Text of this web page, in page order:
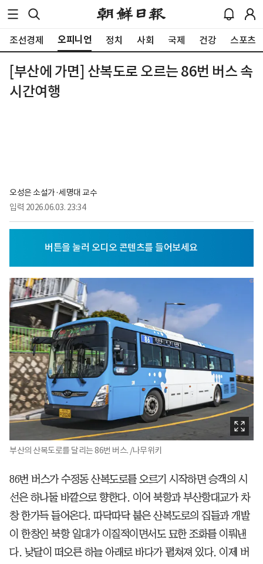
조선경제 오피니언 정치 사회 국제 건강 스포츠
[부산에 가면] 산복도로 오르는 86번 버스 속
시간여행
오성은 소설가·세명대 교수
입력 2026.06.03. 23:34
부산의 산복도로를 달리는 86번 버스. /나무위키
86번 버스가 수정동 산복도로를 오르기 시작하면 승객의 시
선은 하나둘 바깥으로 향한다. 이어 북항과 부산항대교가 차
창 한가득 들어온다. 따닥따닥 붙은 산복도로의 집들과 개발
이 한창인 북항 일대가 이질적이면서도 묘한 조화를 이뤄낸
다. 낮달이 떠오른 하늘 아래로 바다가 펼쳐져 있다. 이제 버